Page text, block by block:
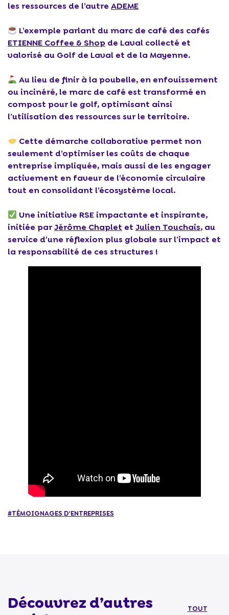
les ressources de l’autre ADEME
L’exemple parlant du marc de café des cafés
ETIENNE Coffee & Shop de Laval collecté et
valorisé au Golf de Laval et de la Mayenne.
Au lieu de finir à la poubelle, en enfouissement
ou incinéré, le marc de café est transformé en
compost pour le golf, optimisant ainsi
l’utilisation des ressources sur le territoire.
Cette démarche collaborative permet non
seulement d’optimiser les coûts de chaque
entreprise impliquée, mais aussi de les engager
activement en faveur de l’économie circulaire
tout en consolidant l’écosystème local.
Une initiative RSE impactante et inspirante,
initiée parJérôme Chaplet et Julien Touchais, au
service d’une réflexion plus globale sur l’impact et
la responsabilité de ces structures !
#TÉMOIGNAGES D'ENTREPRISES
Découvrez d’autres
TOUT